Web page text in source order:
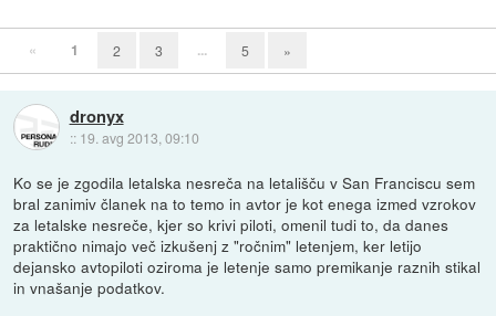
« 1 2 3 ... 5 »
dronyx
:: 19. avg 2013, 09:10
Ko se je zgodila letalska nesreča na letališču v San Franciscu sem
bral zanimiv članek na to temo in avtor je kot enega izmed vzrokov
za letalske nesreče, kjer so krivi piloti, omenil tudi to, da danes
praktično nimajo več izkušenj z "ročnim" letenjem, ker letijo
dejansko avtopiloti oziroma je letenje samo premikanje raznih stikal
in vnašanje podatkov.